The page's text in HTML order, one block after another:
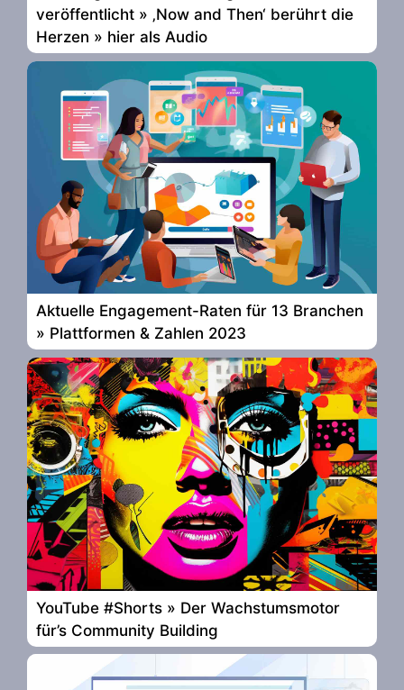
veröffentlicht » ‚Now and Then‘ berührt die
Herzen » hier als Audio
Aktuelle Engagement-Raten für 13 Branchen
» Plattformen & Zahlen 2023
YouTube #Shorts » Der Wachstumsmotor
für’s Community Building